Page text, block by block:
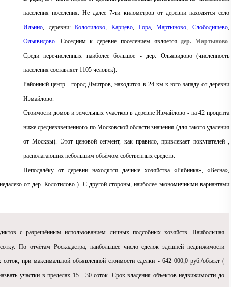
населения поселения. Не далее 7-ти километров от деревни находятся село
Ильино, деревни:Колотилово,Карцево, Гора,Мартыново,Слободищево,
Ольявидово. Соседним к деревне поселением являетсядер. Мартыново.
Среди перечисленных наиболее большое - дер. Ольявидово (численность
населения составляет 1105 человек).
Районный центр - город Дмитров, находится в 24 км к юго-западу от деревни
Измайлово.
Стоимости домов и земельных участков в деревне Измайлово - на 42 процента
ниже средневзвешенного по Московской области значения (для такого удаления
от Москвы). Этот ценовой сегмент, как правило, привлекает покупателей ,
располагающих небольшим объёмом собственных средств.
Неподалёку от деревни находятся дачные хозяйства «Рябинка», «Весна»,
от дер. Колотилово ). С другой стороны, наиболее экономичными вариантами
с разрешённым использованием личных подсобных хозяйств. Наибольшая
По отчётам Роскадастра, наибольшее число сделок здешней недвижимости
при максимальной объявленной стоимости сделки - 642 000,0 руб./объект (
участки в пределах 15 - 30 соток. Срок владения объектов недвижимости до